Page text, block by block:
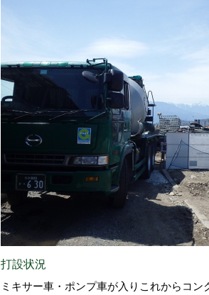
打設状況
ミキサー車・ポンプ車が入りこれからコン